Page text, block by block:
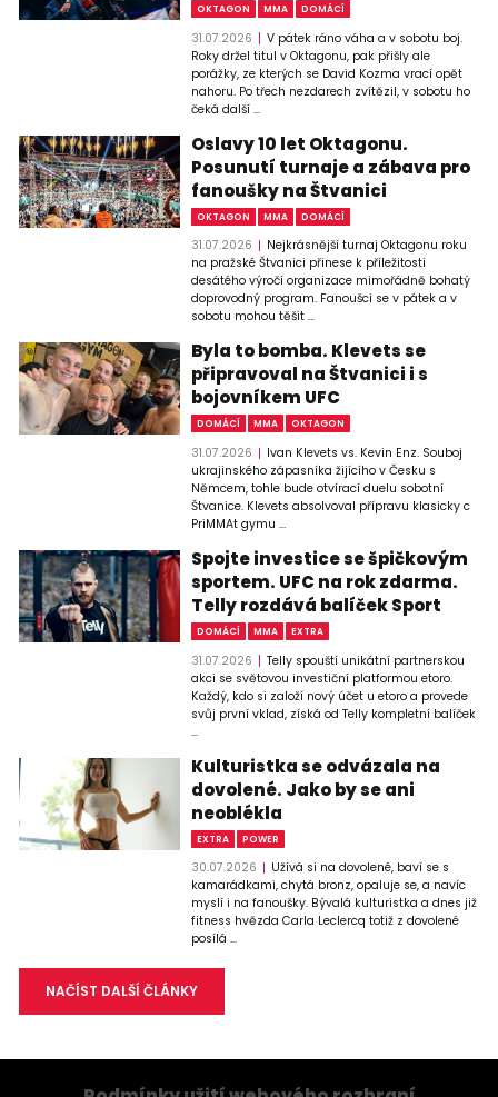
OKTAGON MMA DOMÁCÍ
31.07.2026
V pátek ráno váha a v sobotu boj.
Roky držel titul v Oktagonu, pak přišly ale
porážky, ze kterých se David Kozma vrací opět
nahoru. Po třech nezdarech zvítězil, v sobotu ho
čeká další ...
Oslavy 10 let Oktagonu.
Posunutí turnaje a zábava pro
fanoušky na Štvanici
OKTAGON MMA DOMÁCÍ
31.07.2026
Nejkrásnější turnaj Oktagonu roku
na pražské Štvanici přinese k příležitosti
desátého výročí organizace mimořádně bohatý
doprovodný program. Fanoušci se v pátek a v
sobotu mohou těšit ...
Byla to bomba. Klevets se
připravoval na Štvanici i s
bojovníkem UFC
DOMÁCÍ MMA OKTAGON
31.07.2026
Ivan Klevets vs. Kevin Enz. Souboj
ukrajinského zápasníka žijícího v Česku s
Němcem, tohle bude otvírací duelu sobotní
Štvanice. Klevets absolvoval přípravu klasicky c
PriMMAt gymu ...
Spojte investice se špičkovým
sportem. UFC na rok zdarma.
Telly rozdává balíček Sport
DOMÁCÍ MMA EXTRA
31.07.2026
Telly spouští unikátní partnerskou
akci se světovou investiční platformou etoro.
Každý, kdo si založí nový účet u etoro a provede
svůj první vklad, získá od Telly kompletní balíček
...
Kulturistka se odvázala na
dovolené. Jako by se ani
neoblékla
EXTRA POWER
30.07.2026
Užívá si na dovolené, baví se s
kamarádkami, chytá bronz, opaluje se, a navíc
myslí i na fanoušky. Bývalá kulturistka a dnes již
fitness hvězda Carla Leclercq totiž z dovolené
posílá ...
NAČÍST DALŠÍ ČLÁNKY